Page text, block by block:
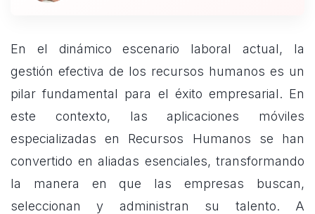
En el dinámico escenario laboral actual, la
gestión efectiva de los recursos humanos es un
pilar fundamental para el éxito empresarial. En
este contexto, las aplicaciones móviles
especializadas en Recursos Humanos se han
convertido en aliadas esenciales, transformando
la manera en que las empresas buscan,
seleccionan y administran su talento. A